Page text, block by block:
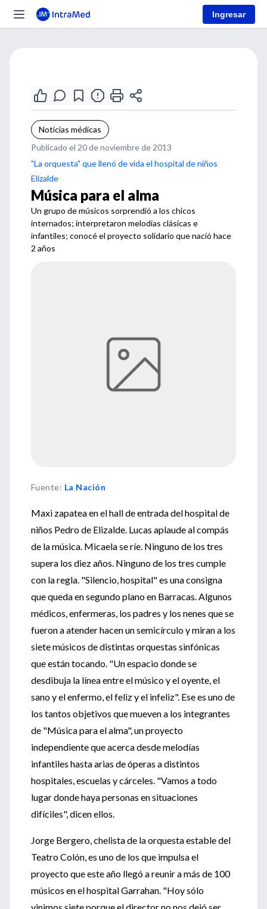
Ingresar
Noticias médicas
Publicado el 20 de noviembre de 2013
"La orquesta" que llenó de vida el hospital de niños
Elizalde
Música para el alma
Un grupo de músicos sorprendió a los chicos
internados; interpretaron melodías clásicas e
infantiles; conocé el proyecto solidario que nació hace
2 años
Fuente: La Nación
Maxi zapatea en el hall de entrada del hospital de
niños Pedro de Elizalde. Lucas aplaude al compás
de la música. Micaela se ríe. Ninguno de los tres
supera los diez años. Ninguno de los tres cumple
con la regla. "Silencio, hospital" es una consigna
que queda en segundo plano en Barracas. Algunos
médicos, enfermeras, los padres y los nenes que se
fueron a atender hacen un semicírculo y miran a los
siete músicos de distintas orquestas sinfónicas
que están tocando. "Un espacio donde se
desdibuja la línea entre el músico y el oyente, el
sano y el enfermo, el feliz y el infeliz". Ese es uno de
los tantos objetivos que mueven a los integrantes
de "Música para el alma", un proyecto
independiente que acerca desde melodías
infantiles hasta arias de óperas a distintos
hospitales, escuelas y cárceles. "Vamos a todo
lugar donde haya personas en situaciones
difíciles", dicen ellos.
Jorge Bergero, chelista de la orquesta estable del
Teatro Colón, es uno de los que impulsa el
proyecto que este año llegó a reunir a más de 100
músicos en el hospital Garrahan. "Hoy sólo